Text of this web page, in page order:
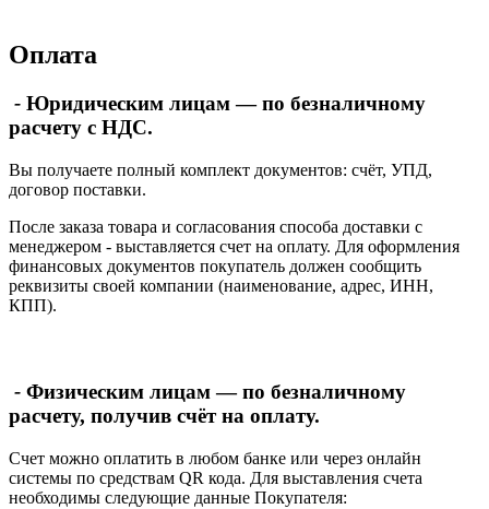
Оплата
- Юридическим лицам — по безналичному
расчету с НДС.
Вы получаете полный комплект документов: счёт, УПД,
договор поставки.
После заказа товара и согласования способа доставки с
менеджером - выставляется счет на оплату. Для оформления
финансовых документов покупатель должен сообщить
реквизиты своей компании (наименование, адрес, ИНН,
КПП).
- Физическим лицам — по безналичному
расчету, получив счёт на оплату.
Счет можно оплатить в любом банке или через онлайн
системы по средствам QR кода. Для выставления счета
необходимы следующие данные Покупателя: